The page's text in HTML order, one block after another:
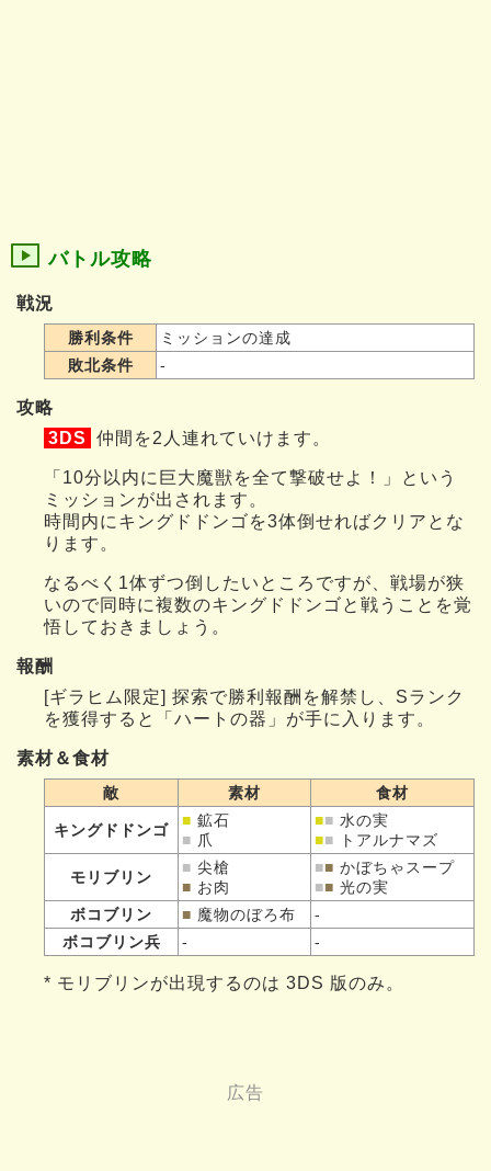
バトル攻略
戦況
勝利条件
ミッションの達成
敗北条件
-
攻略
3DS
仲間を2人連れていけます。
「10分以内に巨大魔獣を全て撃破せよ！」という
ミッションが出されます。
時間内にキングドドンゴを3体倒せればクリアとな
ります。
なるべく1体ずつ倒したいところですが、戦場が狭
いので同時に複数のキングドドンゴと戦うことを覚
悟しておきましょう。
報酬
[ギラヒム限定] 探索で勝利報酬を解禁し、Sランク
を獲得すると「ハートの器」が手に入ります。
素材＆食材
敵 素材 食材
キングドドンゴ
■ 鉱石
■ 爪
■■ 水の実
■■ トアルナマズ
モリブリン
■ 尖槍
■ お肉
■■ かぼちゃスープ
■■ 光の実
ボコブリン
■ 魔物のぼろ布
-
ボコブリン兵
- -
* モリブリンが出現するのは 3DS 版のみ。